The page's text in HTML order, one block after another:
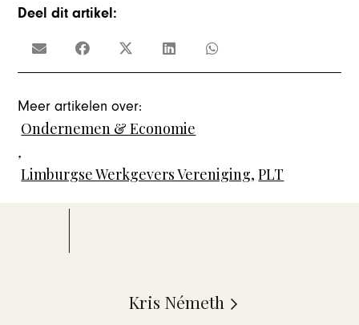
Deel dit artikel:
Meer artikelen over:
Ondernemen & Economie
,
Limburgse Werkgevers Vereniging,PLT
Kris Németh